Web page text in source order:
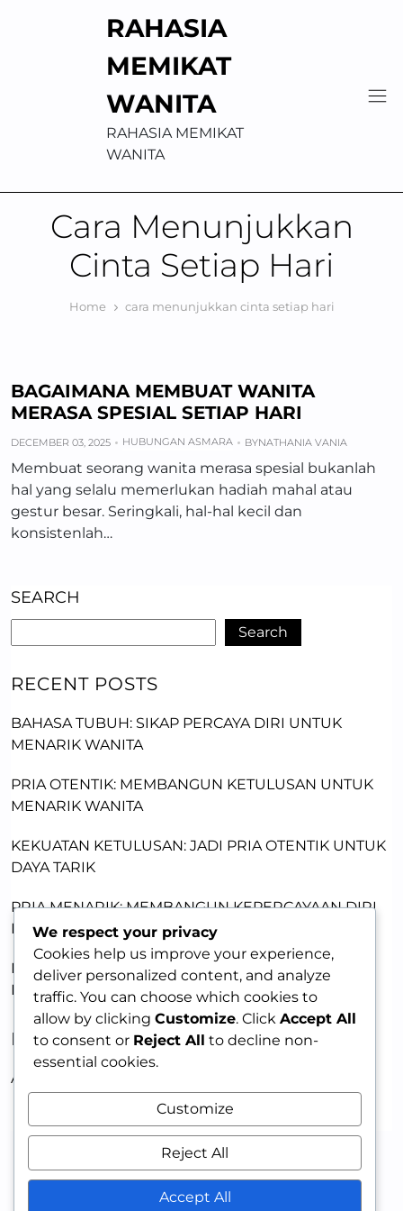
RAHASIA
MEMIKAT
WANITA
RAHASIA MEMIKAT
WANITA
Cara Menunjukkan
Cinta Setiap Hari
Home cara menunjukkan cinta setiap hari
BAGAIMANA MEMBUAT WANITA
MERASA SPESIAL SETIAP HARI
DECEMBER 03, 2025 HUBUNGAN ASMARA BYNATHANIA VANIA
Membuat seorang wanita merasa spesial bukanlah
hal yang selalu memerlukan hadiah mahal atau
gestur besar. Seringkali, hal-hal kecil dan
konsistenlah…
SEARCH
Search
RECENT POSTS
BAHASA TUBUH: SIKAP PERCAYA DIRI UNTUK
MENARIK WANITA
PRIA OTENTIK: MEMBANGUN KETULUSAN UNTUK
MENARIK WANITA
KEKUATAN KETULUSAN: JADI PRIA OTENTIK UNTUK
DAYA TARIK
PRIA MENARIK: MEMBANGUN KEPERCAYAAN DIRI
DENGAN KETULUSAN
MEMBANGUN DAYA TARIK LEWAT KERENTANAN:
KUNCI MEMIKAT WANITA
RECENT COMMENTS
A WordPress Commenter
We respect your privacy
Cookies help us improve your experience,
deliver personalized content, and analyze
traffic. You can choose which cookies to
allow by clicking Customize. Click Accept All
to consent or Reject All to decline non-
essential cookies.
Customize
Reject All
Accept All